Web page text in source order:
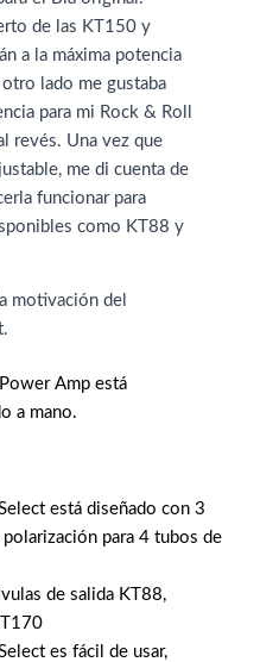
de las KT150 y
a la máxima potencia
lado me gustaba
para mi Rock & Roll
revés. Una vez que
me di cuenta de
funcionar para
como KT88 y
motivación del
Amp está
a mano.
está diseñado con 3
para 4 tubos de
de salida KT88,
es fácil de usar,